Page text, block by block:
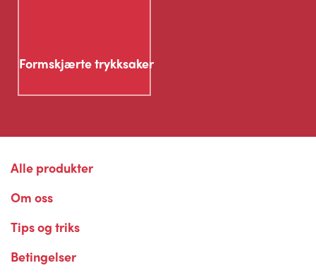
Formskjærte trykksaker
Alle produkter
Om oss
Tips og triks
Betingelser